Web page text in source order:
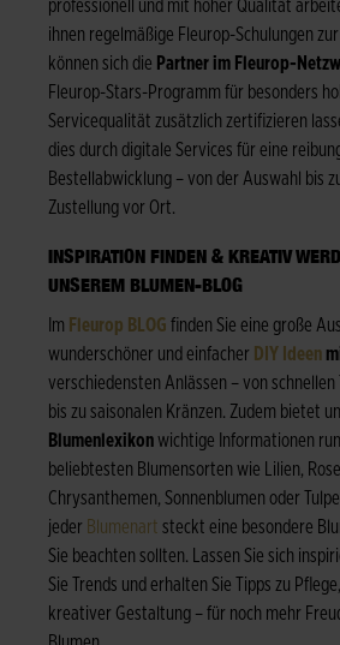
professionell und mit hoher Qualität
ihnen regelmäßige Fleurop-Schulungen
können sich die Partner im Fleurop-
Fleurop-Stars-Programm für besonders
Servicequalität zusätzlich zertifizieren
dies durch digitale Services für eine
Bestellabwicklung – von der Auswahl bis
Zustellung vor Ort.
INSPIRATION FINDEN & KREATIV
UNSEREM BLUMEN-BLOG
Im Fleurop BLOG finden Sie eine große
wunderschöner und einfacher DIY Ideen
verschiedensten Anlässen – von
bis zu saisonalen Kränzen. Zudem bietet
Blumenlexikonwichtige Informationen
beliebtesten Blumensorten wie Lilien,
Chrysanthemen, Sonnenblumen oder
jeder Blumenart steckt eine besondere
Sie beachten sollten. Lassen Sie sich
Sie Trends und erhalten Sie Tipps zu
kreativer Gestaltung – für noch mehr